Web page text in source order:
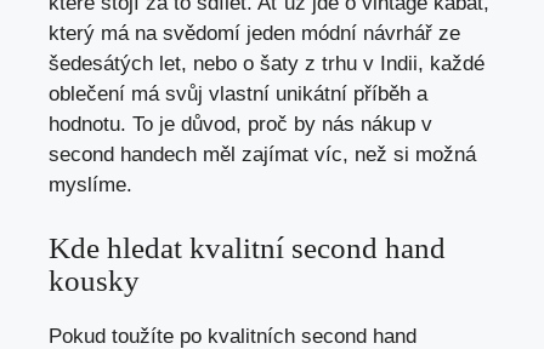
který má‌ na svědomí jeden ⁢módní návrhář ze
šedesátých let, nebo o ⁢šaty z trhu v⁤ Indii, každé
oblečení má​ svůj​ vlastní unikátní příběh a
hodnotu. To je důvod, proč by nás nákup v
second handech měl zajímat víc,​ než si‌ možná
myslíme.
Kde hledat ​kvalitní second hand
kousky
Pokud toužíte⁣ po ⁤kvalitních second hand